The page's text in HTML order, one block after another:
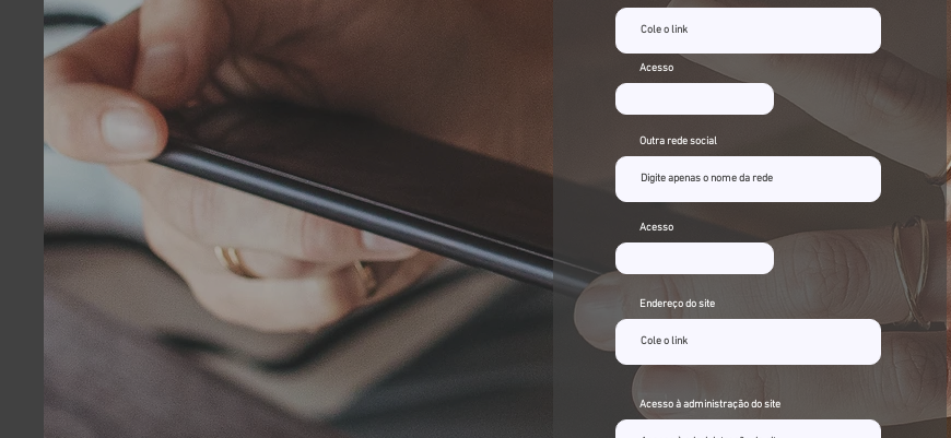
Acesso
Outra rede social
Acesso
Endereço do site
Acesso à administração do site